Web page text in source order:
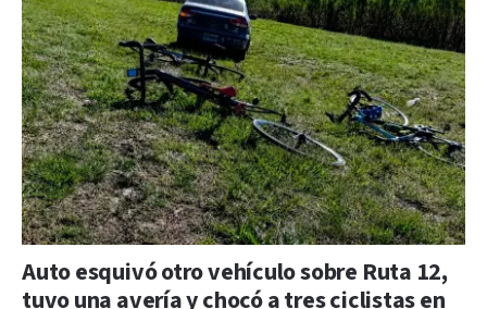
Auto esquivó otro vehículo sobre Ruta 12,
tuvo una avería y chocó a tres ciclistas en